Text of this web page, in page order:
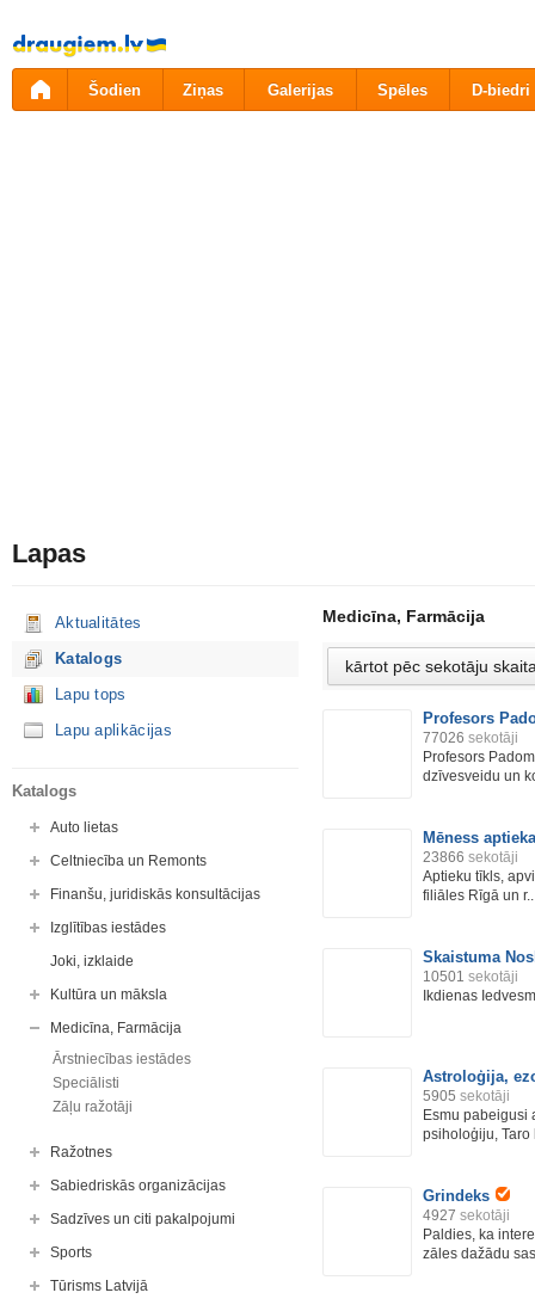
Pāriet
uz
saturu
Šodien Ziņas Galerijas Spēles D-biedri
Lapas
Aktualitātes
Katalogs
Lapu tops
Lapu aplikācijas
Katalogs
Auto lietas
Celtniecība un Remonts
Finanšu, juridiskās konsultācijas
Izglītības iestādes
Joki, izklaide
Kultūra un māksla
Medicīna, Farmācija
Ārstniecības iestādes
Speciālisti
Zāļu ražotāji
Ražotnes
Sabiedriskās organizācijas
Sadzīves un citi pakalpojumi
Sports
Tūrisms Latvijā
Medicīna, Farmācija
Profesors
77026 sekotāji
Profesors
dzīvesveidu un
Mēness aptieka
23866 sekotāji
Aptieku tīkls,
filiāles Rīgā un
Skaistuma
10501 sekotāji
Ikdienas
Astroloģija,
5905 sekotāji
Esmu pabeigusi
psiholoģiju, Taro
Grindeks
4927 sekotāji
Paldies, ka
zāles dažādu